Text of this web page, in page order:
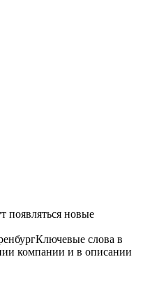
появляться новые
Ключевые слова в
компании и в описании